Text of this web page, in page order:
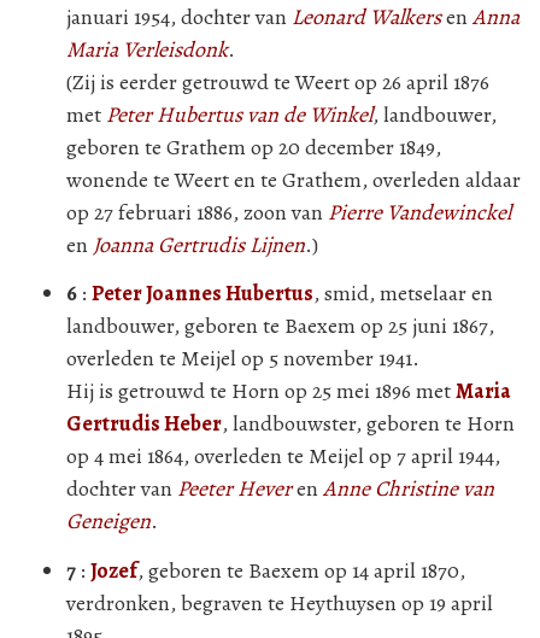
januari 1954, dochter van Leonard WalkersenAnna
Maria Verleisdonk.
(Zij is eerder getrouwd te Weert op 26 april 1876
met Peter Hubertus van de Winkel, landbouwer,
geboren te Grathem op 20 december 1849,
wonende te Weert en te Grathem, overleden aldaar
op 27 februari 1886, zoon van Pierre Vandewinckel
en Joanna Gertrudis Lijnen.)
6 : Peter Joannes Hubertus, smid, metselaar en
landbouwer, geboren te Baexem op 25 juni 1867,
overleden te Meijel op 5 november 1941.
Hij is getrouwd te Horn op 25 mei 1896 metMaria
Gertrudis Heber, landbouwster, geboren te Horn
op 4 mei 1864, overleden te Meijel op 7 april 1944,
dochter van Peeter HeverenAnne Christine van
Geneigen.
7 : Jozef, geboren te Baexem op 14 april 1870,
verdronken, begraven te Heythuysen op 19 april